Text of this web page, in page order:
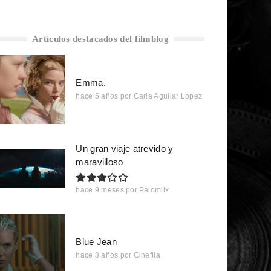
Artículos destacados del filmblog
Emma.
hace 5 años por Carla Aguilar Lopez
Un gran viaje atrevido y
maravilloso
hace 9 meses por Palomiix
Blue Jean
hace 3 años por Cinefila